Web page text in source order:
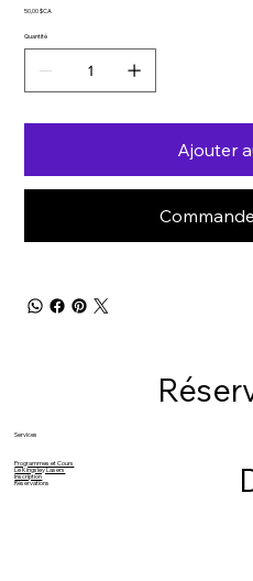
Prix
50,00 $CA
Quantité
Ajouter
Services
Programmes et Cours
Le Kingsley Lasers
Inscription
Réservations